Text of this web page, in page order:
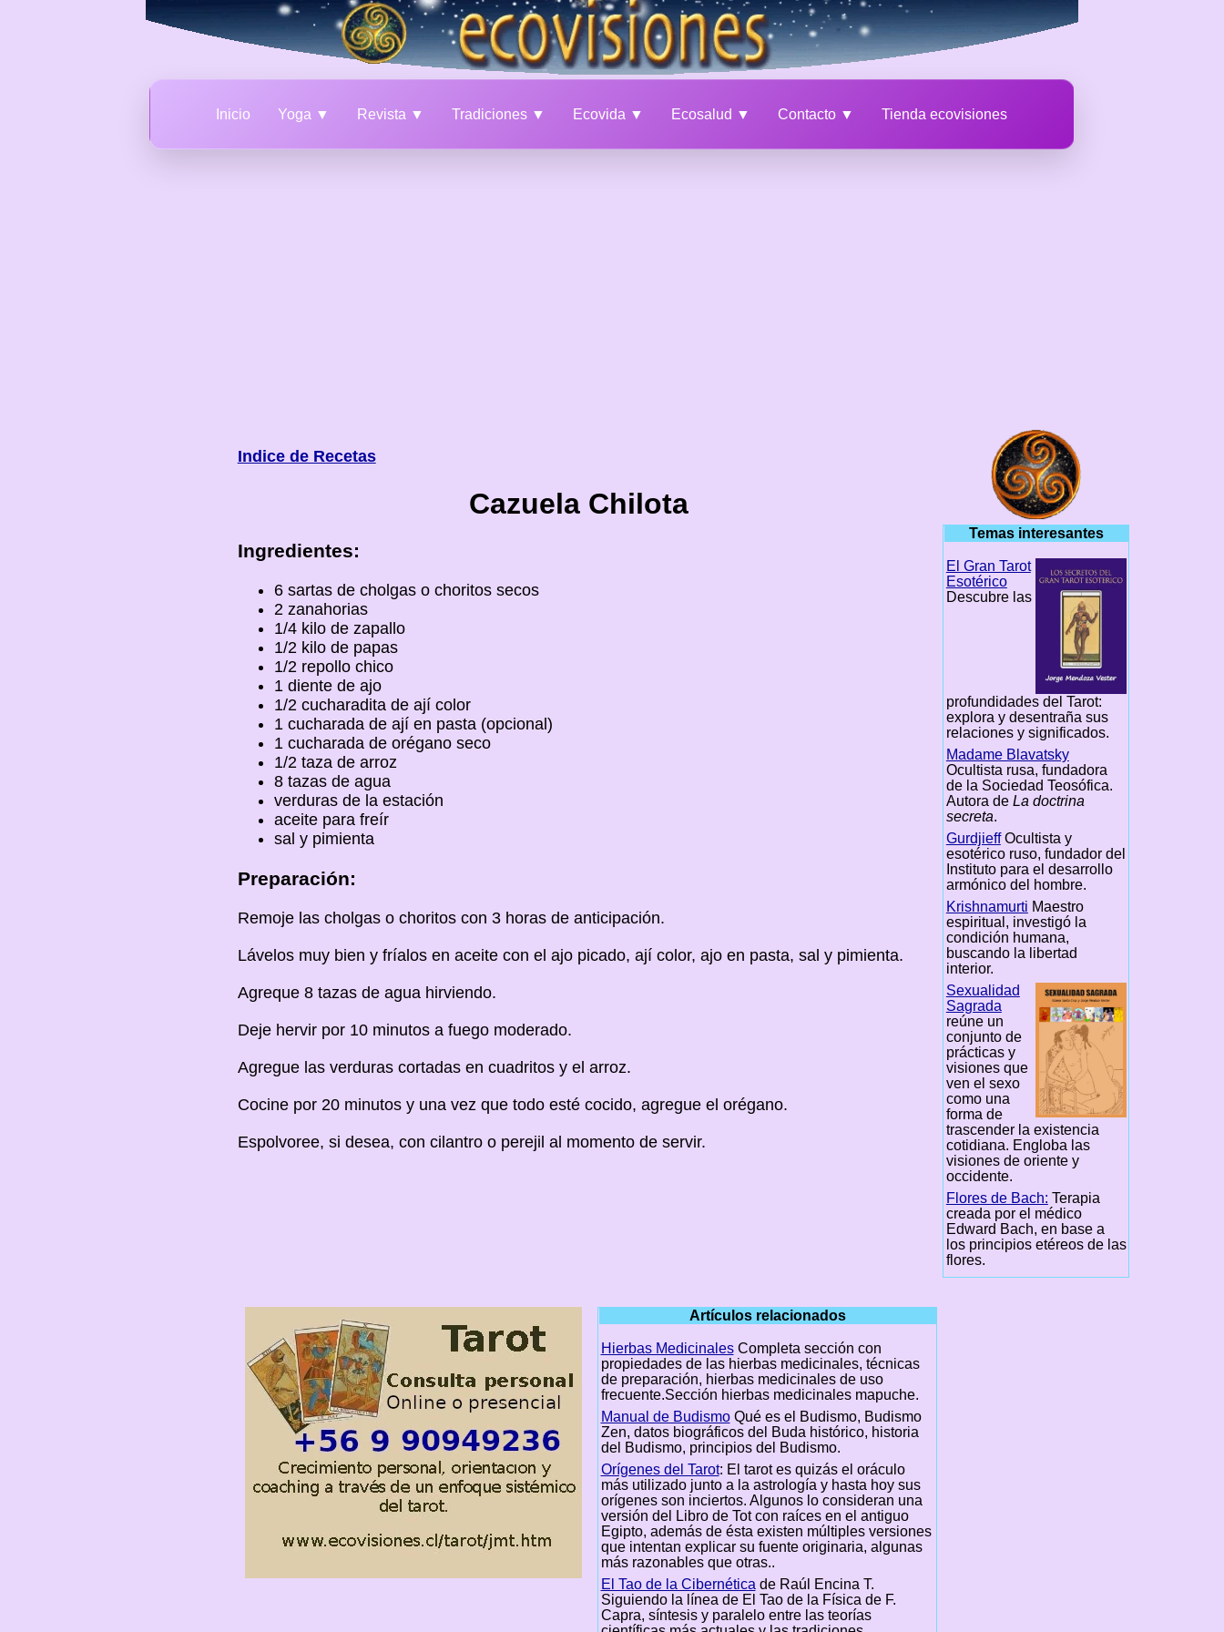
Inicio Yoga ▼ Revista ▼ Tradiciones ▼ Ecovida ▼ Ecosalud ▼ Contacto ▼ Tienda ecovisiones
Indice de Recetas
Cazuela Chilota
Ingredientes:
6 sartas de cholgas o choritos secos
2 zanahorias
1/4 kilo de zapallo
1/2 kilo de papas
1/2 repollo chico
1 diente de ajo
1/2 cucharadita de ají color
1 cucharada de ají en pasta (opcional)
1 cucharada de orégano seco
1/2 taza de arroz
8 tazas de agua
verduras de la estación
aceite para freír
sal y pimienta
Preparación:
Remoje las cholgas o choritos con 3 horas de anticipación.
Lávelos muy bien y fríalos en aceite con el ajo picado, ají color, ajo en pasta, sal y pimienta.
Agreque 8 tazas de agua hirviendo.
Deje hervir por 10 minutos a fuego moderado.
Agregue las verduras cortadas en cuadritos y el arroz.
Cocine por 20 minutos y una vez que todo esté cocido, agregue el orégano.
Espolvoree, si desea, con cilantro o perejil al momento de servir.
Temas interesantes
El Gran Tarot
Esotérico
Descubre las
profundidades del Tarot:
explora y desentraña sus
relaciones y significados.
Madame Blavatsky
Ocultista rusa, fundadora
de la Sociedad Teosófica.
Autora de La doctrina
secreta.
GurdjieffOcultista y
esotérico ruso, fundador del
Instituto para el desarrollo
armónico del hombre.
Krishnamurti Maestro
espiritual, investigó la
condición humana,
buscando la libertad
interior.
Sexualidad
Sagrada
reúne un
conjunto de
prácticas y
visiones que
ven el sexo
como una
forma de
trascender la existencia
cotidiana. Engloba las
visiones de oriente y
occidente.
Flores de Bach: Terapia
creada por el médico
Edward Bach, en base a
los principios etéreos de las
flores.
Artículos relacionados
Hierbas MedicinalesCompleta sección con
propiedades de las hierbas medicinales, técnicas
de preparación, hierbas medicinales de uso
frecuente.Sección hierbas medicinales mapuche.
Manual de BudismoQué es el Budismo, Budismo
Zen, datos biográficos del Buda histórico, historia
del Budismo, principios del Budismo.
Orígenes del Tarot: El tarot es quizás el oráculo
más utilizado junto a la astrología y hasta hoy sus
orígenes son inciertos. Algunos lo consideran una
versión del Libro de Tot con raíces en el antiguo
Egipto, además de ésta existen múltiples versiones
que intentan explicar su fuente originaria, algunas
más razonables que otras..
El Tao de la Cibernética de Raúl Encina T.
Siguiendo la línea de El Tao de la Física de F.
Capra, síntesis y paralelo entre las teorías